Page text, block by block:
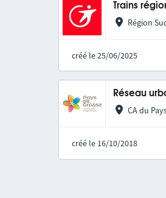
Trains
Région
créé le 25/06/2025
Réseau
CA du
créé le 16/10/2018